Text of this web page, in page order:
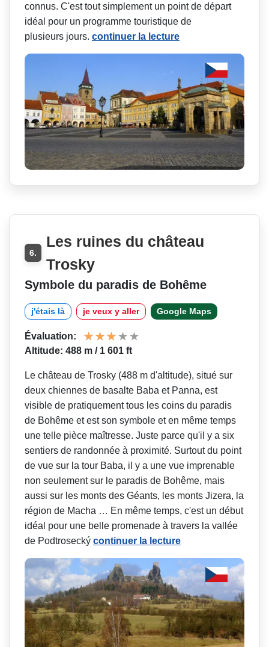
connus. C'est tout simplement un point de départ
idéal pour un programme touristique de
plusieurs jours. continuer la lecture
6.
Les ruines du château
Trosky
Symbole du paradis de Bohême
j'étais là je veux y aller Google Maps
Évaluation:
Altitude: 488 m / 1 601 ft
Le château de Trosky (488 m d'altitude), situé sur
deux chiennes de basalte Baba et Panna, est
visible de pratiquement tous les coins du paradis
de Bohême et est son symbole et en même temps
une telle pièce maîtresse. Juste parce qu'il y a six
sentiers de randonnée à proximité. Surtout du point
de vue sur la tour Baba, il y a une vue imprenable
non seulement sur le paradis de Bohême, mais
aussi sur les monts des Géants, les monts Jizera, la
région de Macha … En même temps, c'est un début
idéal pour une belle promenade à travers la vallée
de Podtrosecký continuer la lecture